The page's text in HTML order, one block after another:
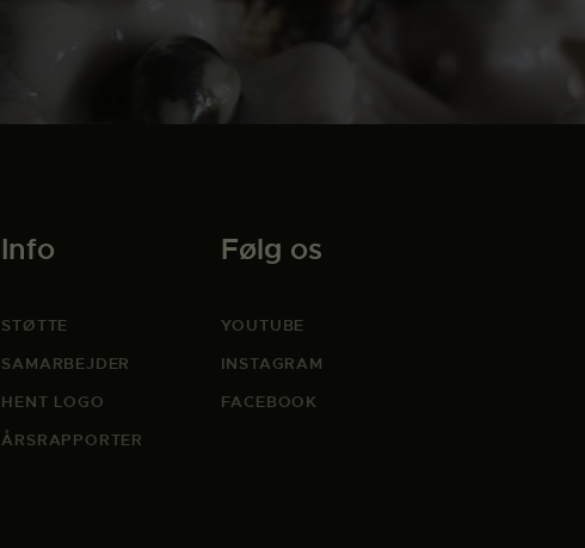
Info
STØTTE
SAMARBEJDER
HENT LOGO
ÅRSRAPPORTER
Følg os
YOUTUBE
INSTAGRAM
FACEBOOK